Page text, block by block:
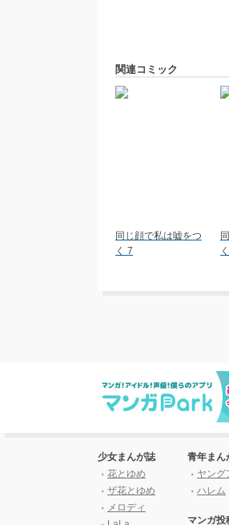
関連コミック
同じ顔で私は嘘をつ
く 7
少女まんが誌
花とゆめ
ザ花とゆめ
メロディ
青年まん
ヤング
ハレム
マンガ投